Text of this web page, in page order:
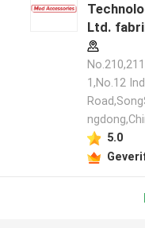
Ltd.
1,No.12
5.0